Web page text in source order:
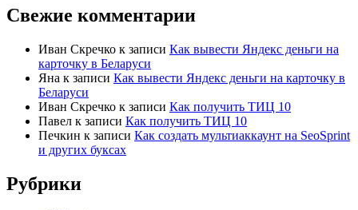
Свежие комментарии
Иван Скречко к записи Как вывести Яндекс деньги на
карточку в Беларуси
Яна к записи Как вывести Яндекс деньги на карточку в
Беларуси
Иван Скречко к записи Как получить ТИЦ 10
Павел к записи Как получить ТИЦ 10
Печкин к записи Как создать мультиаккаунт на SeoSprint
и других буксах
Рубрики